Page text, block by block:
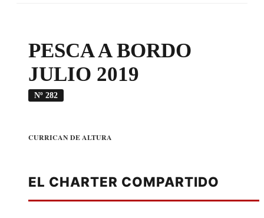
PESCA A BORDO
JULIO 2019
Nº 282
CURRICAN DE ALTURA
EL CHARTER COMPARTIDO